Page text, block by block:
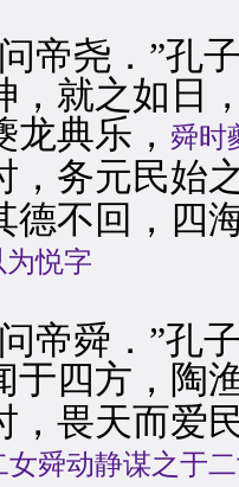
尧．”孔子
，就之如日
典乐， 舜时
，务元民始
德不回，四
悦字
舜．”孔子
于四方，陶
，畏天而爱
女舜动静谋之于